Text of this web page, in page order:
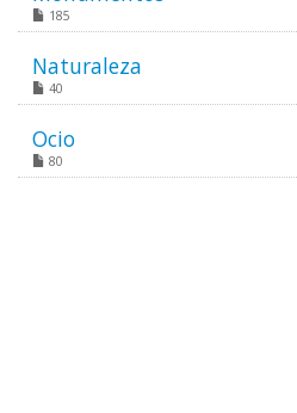
185
Naturaleza
40
Ocio
80